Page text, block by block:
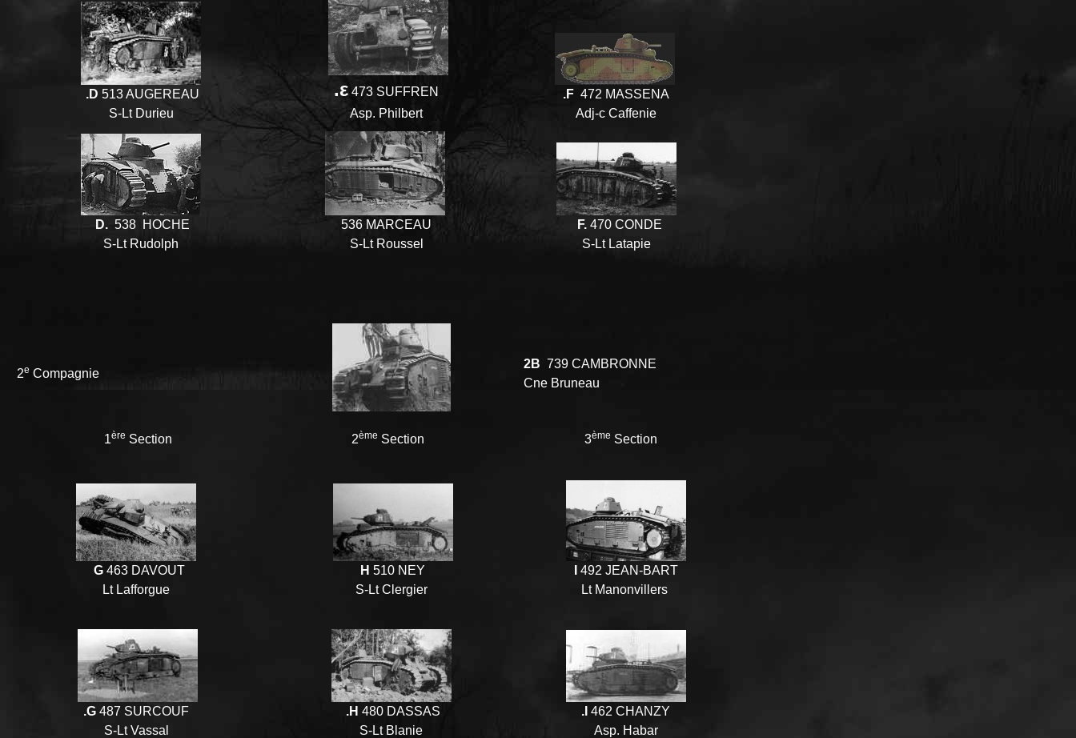
.D 513 AUGEREAU
S-Lt Durieu
.ε 473 SUFFREN
Asp. Philbert
.F 472 MASSENA
Adj-c Caffenie
D. 538 HOCHE
S-Lt Rudolph
536 MARCEAU
S-Lt Roussel
F.470 CONDE
S-Lt Latapie
2e Compagnie
2B 739 CAMBRONNE
Cne Bruneau
1ère Section 2ème Section 3ème Section
G 463 DAVOUT
Lt Lafforgue
H 510 NEY
S-Lt Clergier
492 JEAN-BART
Lt Manonvillers
.G 487 SURCOUF
S-Lt Vassal
.H 480 DASSAS
S-Lt Blanie
.I 462 CHANZY
Asp. Habar